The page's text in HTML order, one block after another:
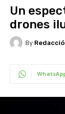
Un
drones
By